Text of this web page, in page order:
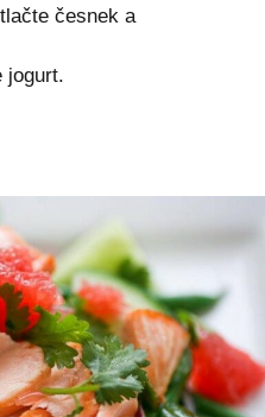
česnek a
jogurt.